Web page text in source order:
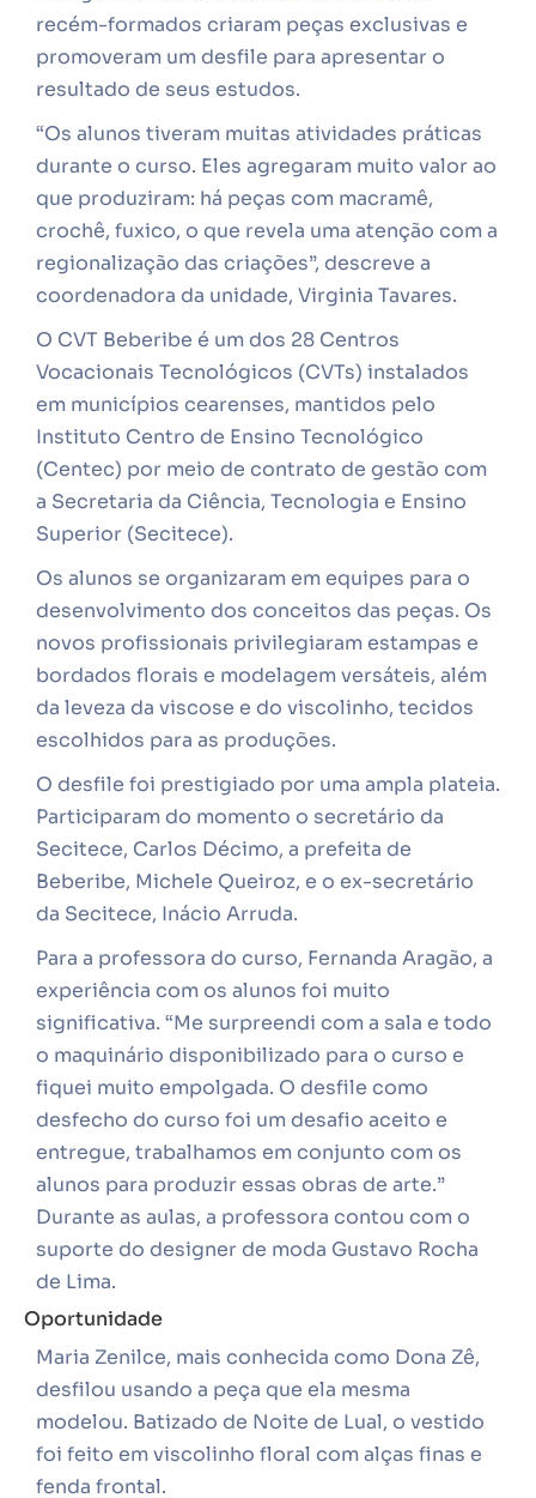
recém-formados criaram peças exclusivas e
promoveram um desfile para apresentar o
resultado de seus estudos.
“Os alunos tiveram muitas atividades práticas
durante o curso. Eles agregaram muito valor ao
que produziram: há peças com macramê,
crochê, fuxico, o que revela uma atenção com a
regionalização das criações”, descreve a
coordenadora da unidade, Virginia Tavares.
O CVT Beberibe é um dos 28 Centros
Vocacionais Tecnológicos (CVTs) instalados
em municípios cearenses, mantidos pelo
Instituto Centro de Ensino Tecnológico
(Centec) por meio de contrato de gestão com
a Secretaria da Ciência, Tecnologia e Ensino
Superior (Secitece).
Os alunos se organizaram em equipes para o
desenvolvimento dos conceitos das peças. Os
novos profissionais privilegiaram estampas e
bordados florais e modelagem versáteis, além
da leveza da viscose e do viscolinho, tecidos
escolhidos para as produções.
O desfile foi prestigiado por uma ampla plateia.
Participaram do momento o secretário da
Secitece, Carlos Décimo, a prefeita de
Beberibe, Michele Queiroz, e o ex-secretário
da Secitece, Inácio Arruda.
Para a professora do curso, Fernanda Aragão, a
experiência com os alunos foi muito
significativa. “Me surpreendi com a sala e todo
o maquinário disponibilizado para o curso e
fiquei muito empolgada. O desfile como
desfecho do curso foi um desafio aceito e
entregue, trabalhamos em conjunto com os
alunos para produzir essas obras de arte.”
Durante as aulas, a professora contou com o
suporte do designer de moda Gustavo Rocha
de Lima.
Oportunidade
Maria Zenilce, mais conhecida como Dona Zê,
desfilou usando a peça que ela mesma
modelou. Batizado de Noite de Lual, o vestido
foi feito em viscolinho floral com alças finas e
fenda frontal.